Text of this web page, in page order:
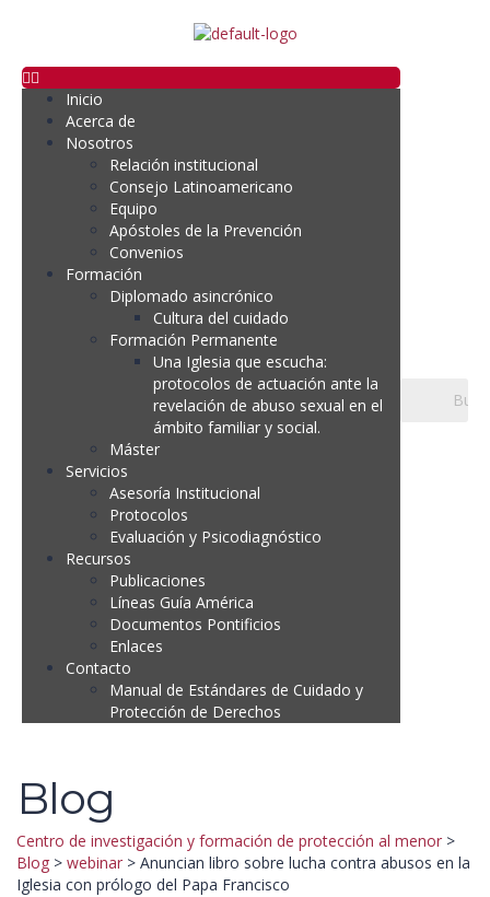
Inicio
Acerca de
Nosotros
Relación institucional
Consejo Latinoamericano
Equipo
Apóstoles de la Prevención
Convenios
Formación
Diplomado asincrónico
Cultura del cuidado
Formación Permanente
Una Iglesia que escucha:
protocolos de actuación ante la
revelación de abuso sexual en el
ámbito familiar y social.
Máster
Servicios
Asesoría Institucional
Protocolos
Evaluación y Psicodiagnóstico
Recursos
Publicaciones
Líneas Guía América
Documentos Pontificios
Enlaces
Contacto
Manual de Estándares de Cuidado y
Protección de Derechos
Blog
Centro de investigación y formación de protección al menor >
Blog > webinar > Anuncian libro sobre lucha contra abusos en la
Iglesia con prólogo del Papa Francisco